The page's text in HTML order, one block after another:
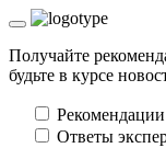
Получайте
будьте в курсе
Рекомендации
Ответы